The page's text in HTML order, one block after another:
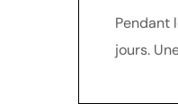
Pendant
jours.